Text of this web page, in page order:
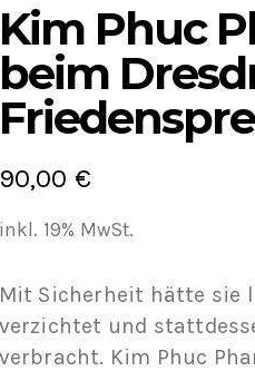
Kim Phuc
beim
90,00 €
inkl. 19% MwSt.
Mit Sicherheit hätte sie
verzichtet und
verbracht. Kim Phuc